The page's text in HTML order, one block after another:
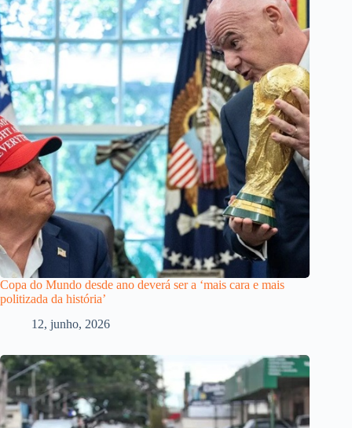
Copa do Mundo desde ano deverá ser a ‘mais cara e mais
politizada da história’
12, junho, 2026